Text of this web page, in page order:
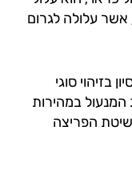
לגרום
סוגי
במהירות
הפריצה